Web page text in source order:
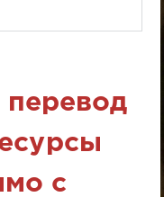
перевод
с